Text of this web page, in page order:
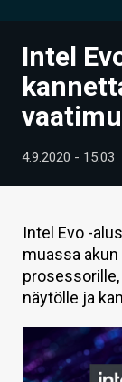
UUTISET
ARTIKKELIT
VIDEOT
TECHBBS
TIETOA
HINTA.FI
KAUPPA
VAIHDA TEEMA
Intel
4.9.2020 - 15:03
Intel Evo -
muassa
näytölle ja